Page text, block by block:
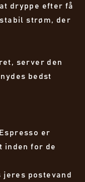
dryppe efter få
strøm, der
server den
bedst
er
inden for de
postevand